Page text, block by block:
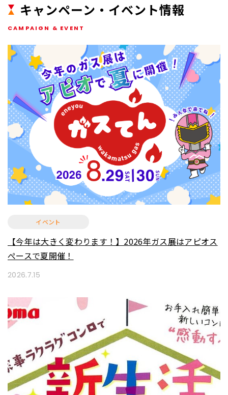
キャンペーン・イベント情報
CAMPAIGN & EVENT
2026.7.15
イベント
【今年は大きく変わります！】2026年ガス展はアピオス
ぺースで夏開催！